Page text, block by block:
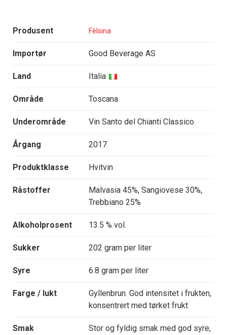
Produsent Fèlsina
Importør Good Beverage AS
Land Italia
Område Toscana
Underområde Vin Santo del Chianti Classico
Årgang 2017
Produktklasse Hvitvin
Råstoffer
Malvasia 45%, Sangiovese 30%,
Trebbiano 25%
Alkoholprosent 13.5 % vol.
Sukker 202 gram per liter
Syre 6.8 gram per liter
Farge / lukt
Gyllenbrun. God intensitet i frukten,
konsentrert med tørket frukt
Smak
Stor og fyldig smak med god syre,